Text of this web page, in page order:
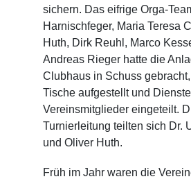
sichern. Das eifrige Orga-
Harnischfeger, Maria Teresa
Huth, Dirk Reuhl, Marco
Andreas Rieger hatte die
Clubhaus in Schuss
Tische aufgestellt und
Vereinsmitglieder eingeteilt.
Turnierleitung teilten sich Dr.
und Oliver Huth.
Früh im Jahr waren die